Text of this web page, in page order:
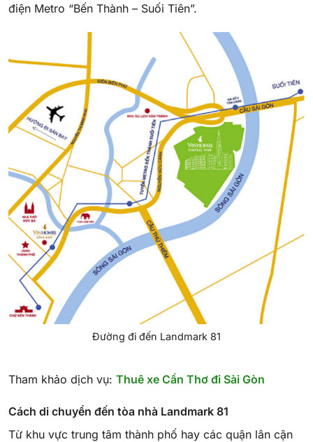
điện Metro “Bến Thành – Suối Tiên”.
Đường đi đến Landmark 81
Tham khảo dịch vụ: Thuê xe Cần Thơ đi Sài Gòn
Cách di chuyển đến tòa nhà Landmark 81
Từ khu vực trung tâm thành phố hay các quận lân cận